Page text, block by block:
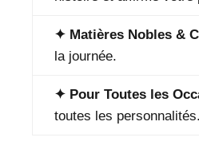
✦ Matières Nobles &
la journée.
✦ Pour Toutes les
toutes les personnalités.